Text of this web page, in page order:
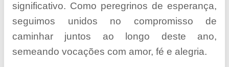
significativo. Como peregrinos de esperança,
seguimos unidos no compromisso de
caminhar juntos ao longo deste ano,
semeando vocações com amor, fé e alegria.